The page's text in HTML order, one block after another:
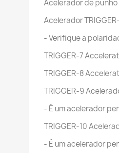
Acelerador de punho
Acelerador
- Verifique a
TRIGGER-7
TRIGGER-8
TRIGGER-9
- É um acelerador
TRIGGER-10
- É um acelerador